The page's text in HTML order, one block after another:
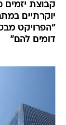
יוקרתיים
"הפרויקט
דומים להם"